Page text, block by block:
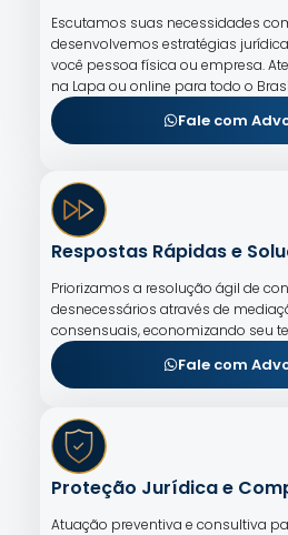
Escutamos suas necessidades
desenvolvemos estratégias
você pessoa física ou empresa.
na Lapa ou online para todo o
Fale com
Respostas Rápidas e
Priorizamos a resolução ágil de
desnecessários através de
consensuais, economizando seu
Fale com
Proteção Jurídica e
Atuação preventiva e consultiva